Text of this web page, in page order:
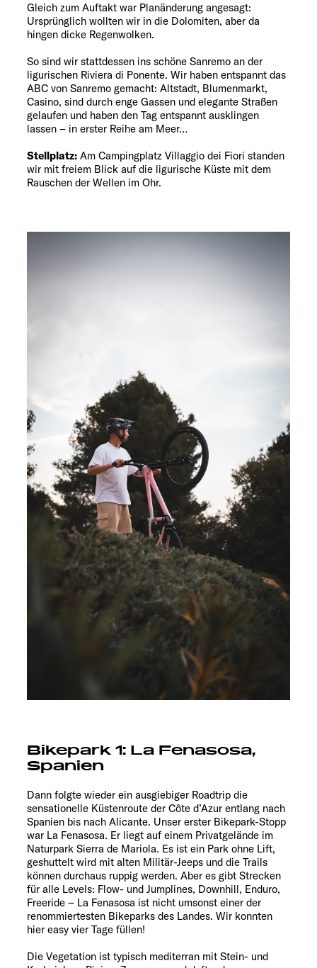
Gleich zum Auftakt war Planänderung angesagt:
Ursprünglich wollten wir in die Dolomiten, aber da
hingen dicke Regenwolken.
So sind wir stattdessen ins schöne Sanremo an der
ligurischen Riviera di Ponente. Wir haben entspannt das
ABC von Sanremo gemacht: Altstadt, Blumenmarkt,
Casino, sind durch enge Gassen und elegante Straßen
gelaufen und haben den Tag entspannt ausklingen
lassen – in erster Reihe am Meer…
Stellplatz: Am Campingplatz Villaggio dei Fiori standen
wir mit freiem Blick auf die ligurische Küste mit dem
Rauschen der Wellen im Ohr.
Bikepark 1: La Fenasosa,
Spanien
Dann folgte wieder ein ausgiebiger Roadtrip die
sensationelle Küstenroute der Côte d’Azur entlang nach
Spanien bis nach Alicante. Unser erster Bikepark-Stopp
war La Fenasosa. Er liegt auf einem Privatgelände im
Naturpark Sierra de Mariola. Es ist ein Park ohne Lift,
geshuttelt wird mit alten Militär-Jeeps und die Trails
können durchaus ruppig werden. Aber es gibt Strecken
für alle Levels: Flow- und Jumplines, Downhill, Enduro,
Freeride – La Fenasosa ist nicht umsonst einer der
renommiertesten Bikeparks des Landes. Wir konnten
hier easy vier Tage füllen!
Die Vegetation ist typisch mediterran mit Stein- und